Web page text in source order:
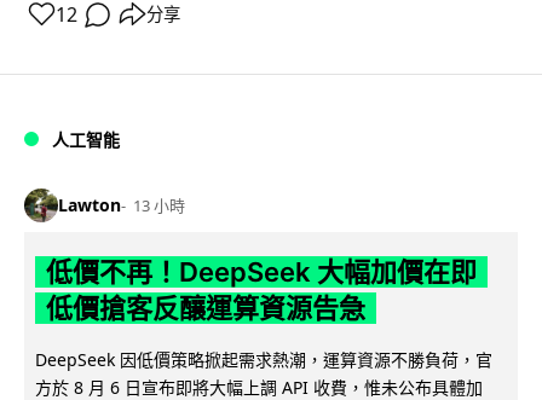
12 分享
人工智能
Lawton 13 小時
低價不再！DeepSeek 大幅加價在即
低價搶客反釀運算資源告急
DeepSeek 因低價策略掀起需求熱潮，運算資源不勝負荷，官
方於 8 月 6 日宣布即將大幅上調 API 收費，惟未公布具體加